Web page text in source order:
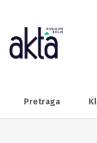
Pretraga